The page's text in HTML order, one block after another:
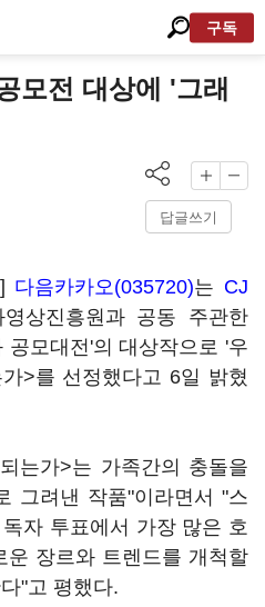
구독
모전 대상에 '그래
답글쓰기
다음카카오(035720)는 CJ
상진흥원과 공동 주관한
모대전'의 대상작으로 '우
>를 선정했다고 6일 밝혔
는가>는 가족간의 충돌을
그려낸 작품"이라면서 "스
자 투표에서 가장 많은 호
운 장르와 트렌드를 개척할
"고 평했다.